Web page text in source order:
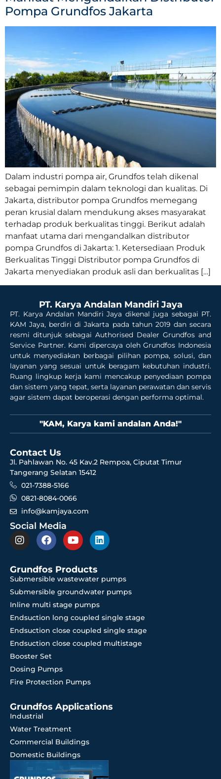
Pompa Grundfos Jakarta
Dalam industri pompa air, Grundfos telah dikenal
sebagai pemimpin dalam teknologi dan kualitas. Di
Jakarta, distributor pompa Grundfos memegang
peran krusial dalam mendukung akses masyarakat
terhadap produk berkualitas tinggi. Berikut adalah
manfaat utama dari mengandalkan distributor
pompa Grundfos di Jakarta: 1. Ketersediaan Produk
Berkualitas Tinggi Distributor pompa Grundfos di
Jakarta menyediakan produk asli dan berkualitas […]
PT. Karya Andalan Mandiri Jaya
PT. Karya Andalan Mandiri Jaya dikenal juga sebagai PT.
KAM Jaya, berdiri di Jakarta pada tahun 2019 dan secara
resmi ditunjuk sebagai Authorised Dealer Grundfos and
Service Partner. Kami dipercaya oleh Grundfos Indonesia
untuk menyediakan berbagai pilihan pompa, solusi, dan
layanan yang sesuai untuk beragam kebutuhan industri.
Ruang lingkup kerja kami mencakup penyediaan pompa
dan sistem yang tepat, serta layanan perawatan dan servis
agar sistem dapat beroperasi dengan performa optimal.
"KAM, Karya kami andalan Anda!"
Contact Us
Jl. Pahlawan No. 45 Kav.2 Rempoa, Ciputat Timur
Tangerang Selatan 15412
021-7388-5166
0821-8084-0066
info@kamjaya.com
Social Media
Grundfos Products
Submersible wastewater pumps
Submersible groundwater pumps
Inline multi stage pumps
Endsuction long coupled single stage
Endsuction close coupled single stage
Endsuction close coupled multistage
Booster Set
Dosing Pumps
Fire Protection Pumps
Grundfos Applications
Industrial
Water Treatment
Commercial Buildings
Domestic Buildings